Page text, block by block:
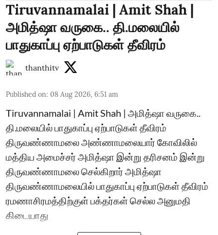
Tiruvannamalai | Amit Shah |
அமித்ஷா வருகை.. தி.மலையில்
பாதுகாப்பு ஏற்பாடுகள் தீவிரம்
thanthitv
Published on: 08 Aug 2026, 6:51 am
Tiruvannamalai | Amit Shah | அமித்ஷா வருகை..
தி.மலையில் பாதுகாப்பு ஏற்பாடுகள் தீவிரம்
திருவண்ணாமலை அண்ணாமலையார் கோவிலில்
மத்திய அமைச்சர் அமித்ஷா இன்று தரிசனம் இன்று
திருவண்ணாமலை செல்கிறார் அமித்ஷா
திருவண்ணாமலையில் பாதுகாப்பு ஏற்பாடுகள் தீவிரம்
ரமணாசிரமத்திற்குள் பக்தர்கள் செல்ல அனுமதி
கிடையாது